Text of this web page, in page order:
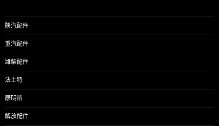
陕汽配件
重汽配件
潍柴配件
法士特
康明斯
解放配件